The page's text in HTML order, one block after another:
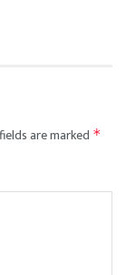
are marked *